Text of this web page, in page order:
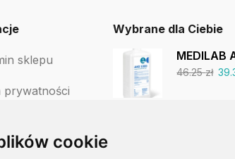
cookie
sklepu
prywatności
Wybrane dla Ciebie
46.25zł